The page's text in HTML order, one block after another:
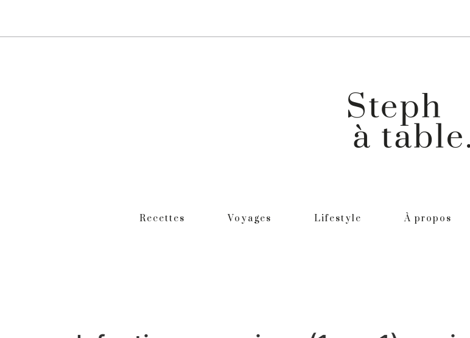
Recettes Voyages Lifestyle À propos